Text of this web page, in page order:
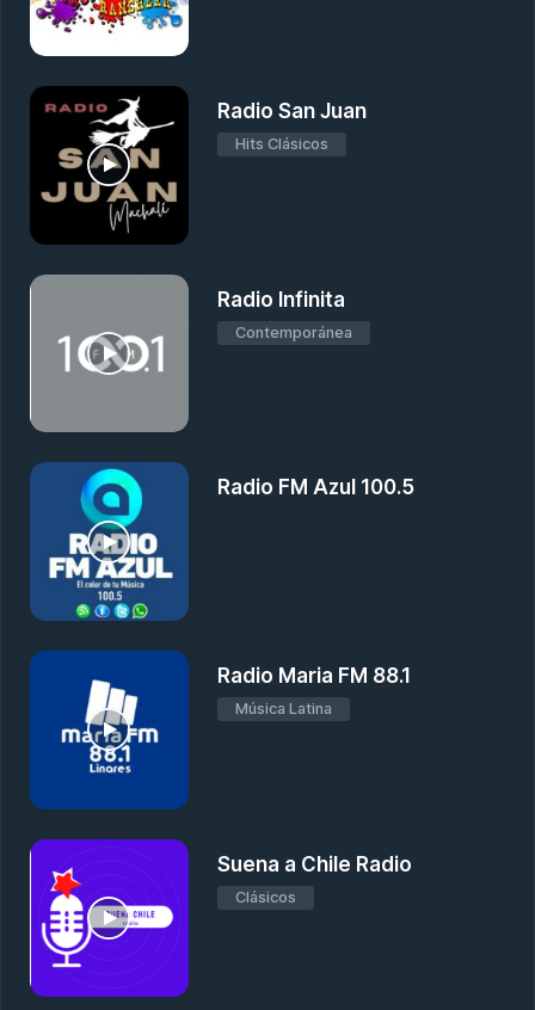
Radio San Juan
Hits Clásicos
Radio Infinita
Contemporánea
Radio FM Azul 100.5
Radio Maria FM 88.1
Música Latina
Suena a Chile Radio
Clásicos